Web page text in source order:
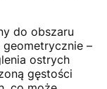
do obszaru
–
ostrych
gęstości